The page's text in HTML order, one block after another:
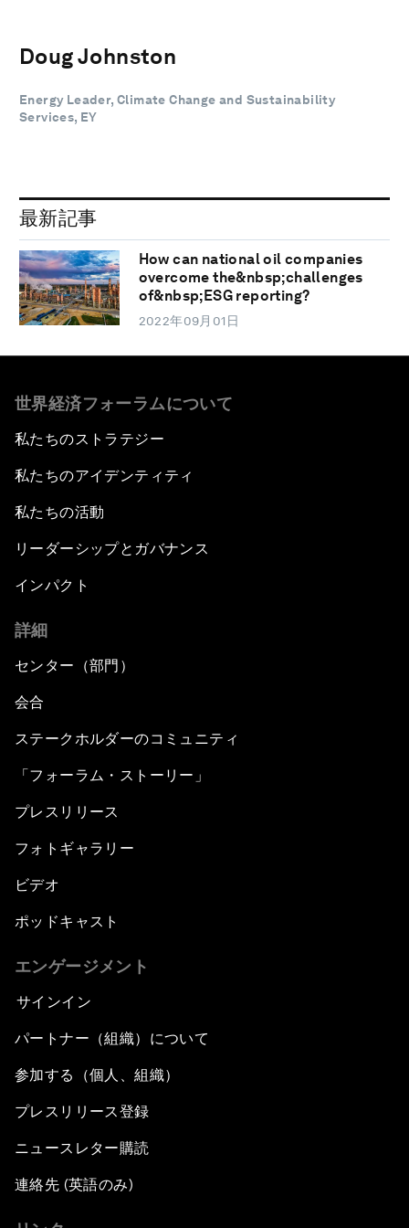
Doug Johnston
Energy Leader, Climate Change and Sustainability
Services, EY
最新記事
How can national oil companies
overcome the&nbsp;challenges
of&nbsp;ESG reporting?
2022年09月01日
世界経済フォーラムについて
私たちのストラテジー
私たちのアイデンティティ
私たちの活動
リーダーシップとガバナンス
インパクト
詳細
センター（部門）
会合
ステークホルダーのコミュニティ
「フォーラム・ストーリー」
プレスリリース
フォトギャラリー
ビデオ
ポッドキャスト
エンゲージメント
サインイン
パートナー（組織）について
参加する（個人、組織）
プレスリリース登録
ニュースレター購読
連絡先 (英語のみ)